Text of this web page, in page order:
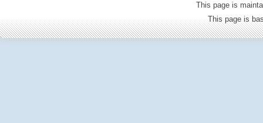
This page is
This page is